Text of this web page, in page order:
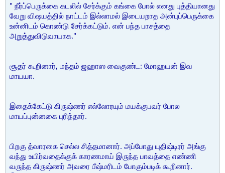
" நீர்ப்பெருக்கை கடலில் சேர்க்கும் கங்கை போல் எனது புத்தியானது
வேறு விஷயத்தில் நாட்டம் இல்லாமல் இடையறாத அன்புப்பெருக்கை
உன்னிடம் கொண்டு சேர்க்கட்டும். என் பந்த பாசத்தை
அறுத்துவிடுவாயாக."
சூதர் கூறினார், மந்தம் ஜஹாஸ வைகுண்ட: மோஹயன் இவ
மாயயா.
இதைக்கேட்டு கிருஷ்ணர் எல்லோரயும் மயக்குபவர் போல
மாயப்புன்னகை புரிந்தார்.
பிறகு த்வாரகை செல்ல சித்தமானார். அப்போது யுதிஷ்டிரர் அங்கு
வந்து உயிர்வதைக்குக் காரணமாய் இருந்த பாவத்தை எண்ணி
வருந்த கிருஷ்ணர் அவரை பீஷ்மரிடம் போகும்படிக் கூறினார்.